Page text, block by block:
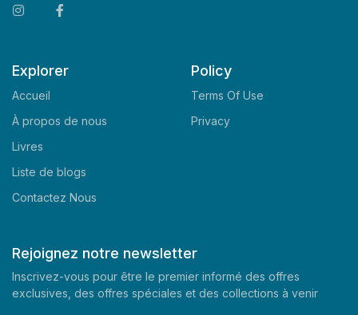
Explorer
Accueil
À propos de nous
Livres
Liste de blogs
Contactez Nous
Policy
Terms Of Use
Privacy
Rejoignez notre newsletter
Inscrivez-vous pour être le premier informé des offres
exclusives, des offres spéciales et des collections à venir